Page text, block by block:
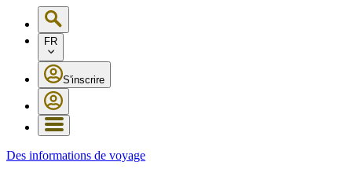
FR
S'inscrire
Des informations de voyage